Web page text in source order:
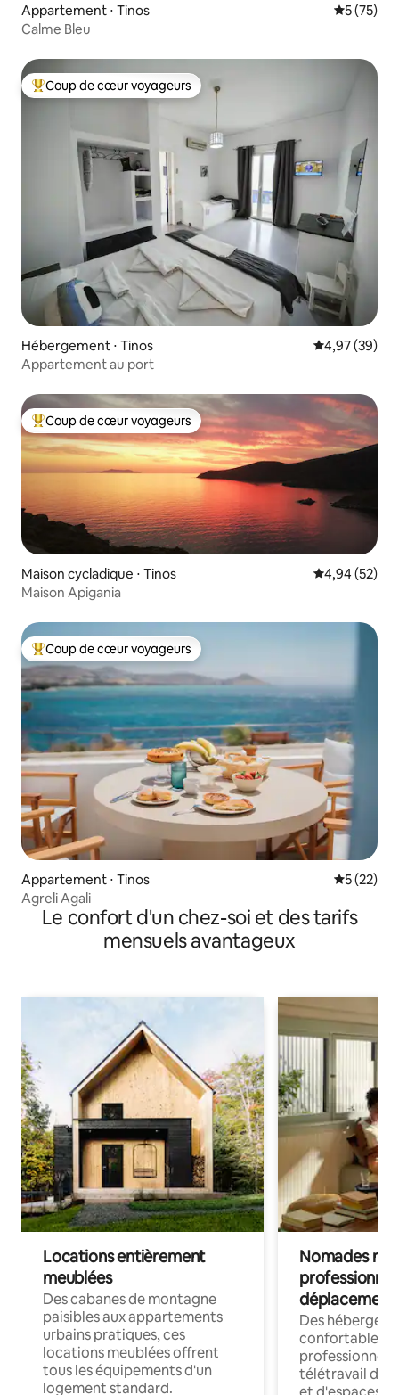
Appartement ⋅ Tinos
5 (75)
Calme Bleu
Coups de cœur voyageurs les plus appréciés
Coup de cœur voyageurs
Hébergement ⋅ Tinos Évaluation
4,97 (39)
Appartement au port
Coups de cœur voyageurs les plus appréciés
Coup de cœur voyageurs
Maison cycladique ⋅ Tinos Évaluation
4,94 (52)
Maison Apigania
Coups de cœur voyageurs les plus appréciés
Coup de cœur voyageurs
Appartement ⋅ Tinos
5 (22)
Agreli Agali
Le confort d'un chez-soi et des tarifs
mensuels avantageux
Locations entièrement
meublées
Des cabanes de montagne
paisibles aux appartements
urbains pratiques, ces
locations meublées offrent
tous les équipements d'un
logement standard.
Nomades
déplacement
Des
confortables
professionnels
télétravail